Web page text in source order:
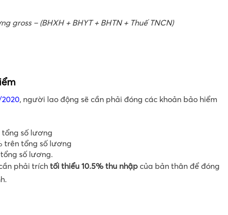
gross – (BHXH + BHYT + BHTN + Thuế TNCN)
, người lao động sẽ cần phải đóng các khoản bảo hiểm
số lương
trên tổng số lương
số lương.
phải tríchtối thiểu 10.5% thu nhập của bản thân để đóng